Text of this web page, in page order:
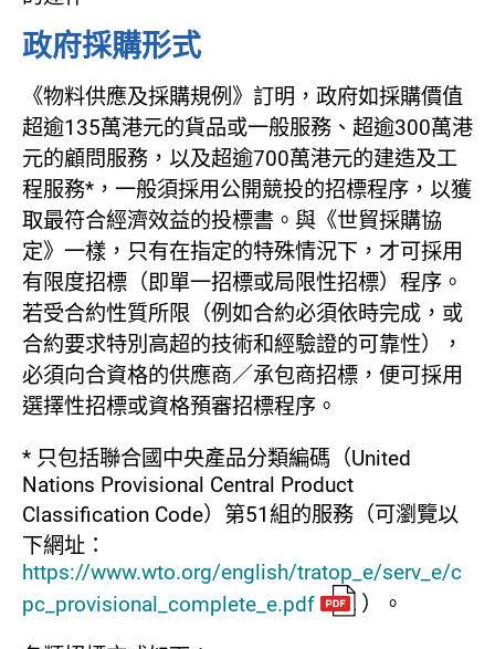
政府採購形式
《物料供應及採購規例》訂明，政府如採購價值
超逾135萬港元的貨品或一般服務、超逾300萬港
元的顧問服務，以及超逾700萬港元的建造及工
程服務*，一般須採用公開競投的招標程序，以獲
取最符合經濟效益的投標書。與《世貿採購協
定》一樣，只有在指定的特殊情況下，才可採用
有限度招標（即單一招標或局限性招標）程序。
若受合約性質所限（例如合約必須依時完成，或
合約要求特別高超的技術和經驗證的可靠性），
必須向合資格的供應商／承包商招標，便可採用
選擇性招標或資格預審招標程序。
* 只包括聯合國中央產品分類編碼（United
Nations Provisional Central Product
Classification Code）第51組的服務（可瀏覽以
下網址：
https://www.wto.org/english/tratop_e/serv_e/c
pc_provisional_complete_e.pdf
）。